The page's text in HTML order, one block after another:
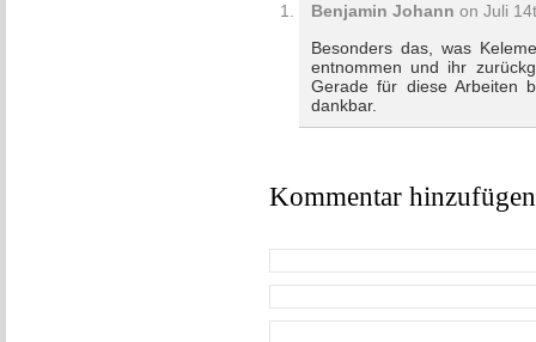
Benjamin Johann on Juli
Besonders das, was
entnommen und ihr
Gerade für diese Arbeiten
dankbar.
Kommentar hinzufügen